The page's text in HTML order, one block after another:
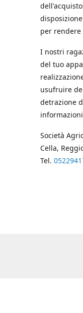
per rendere
I nostri
del tuo
usufruire
detrazione
informazioni
Società
Cella,
Tel.